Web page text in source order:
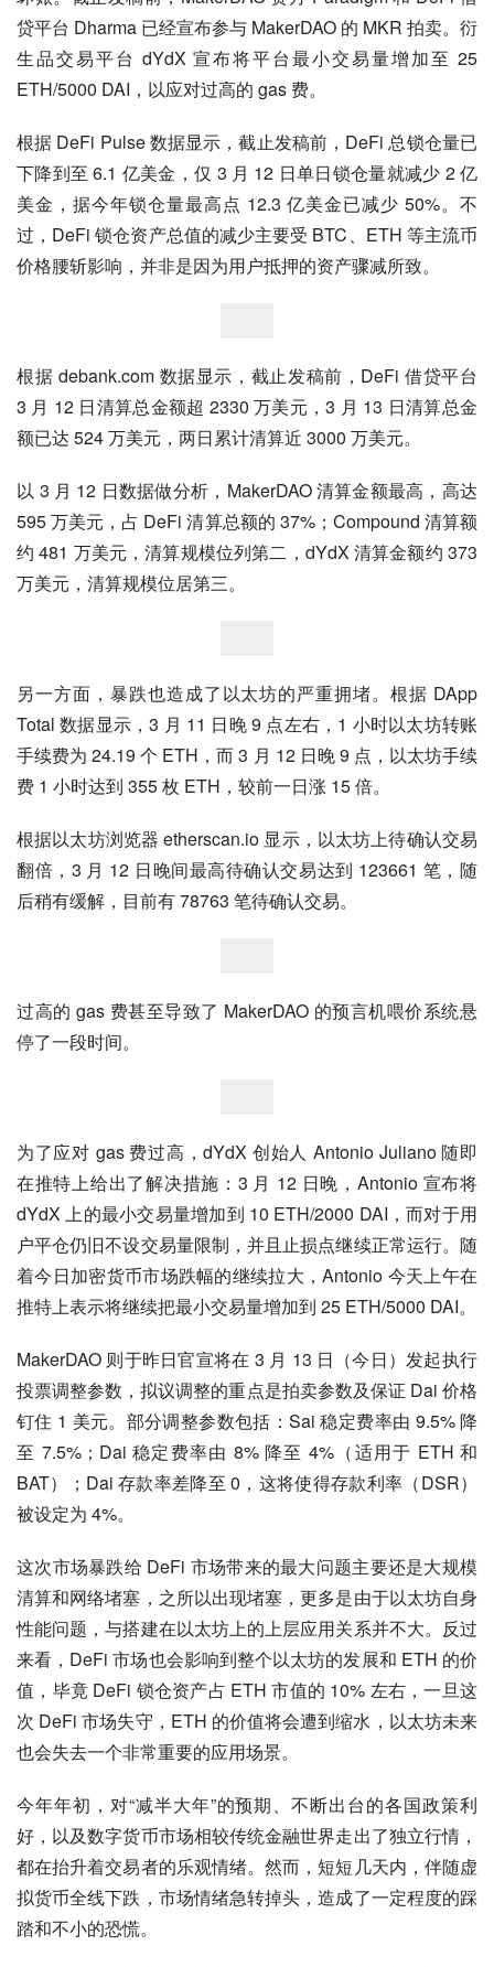
贷平台 Dharma 已经宣布参与 MakerDAO 的 MKR 拍卖。衍
生品交易平台 dYdX 宣布将平台最小交易量增加至 25
ETH/5000 DAI，以应对过高的 gas 费。
根据 DeFi Pulse 数据显示，截止发稿前，DeFi 总锁仓量已
下降到至 6.1 亿美金，仅 3 月 12 日单日锁仓量就减少 2 亿
美金，据今年锁仓量最高点 12.3 亿美金已减少 50%。不
过，DeFi 锁仓资产总值的减少主要受 BTC、ETH 等主流币
价格腰斩影响，并非是因为用户抵押的资产骤减所致。
根据 debank.com 数据显示，截止发稿前，DeFi 借贷平台
3 月 12 日清算总金额超 2330 万美元，3 月 13 日清算总金
额已达 524 万美元，两日累计清算近 3000 万美元。
以 3 月 12 日数据做分析，MakerDAO 清算金额最高，高达
595 万美元，占 DeFi 清算总额的 37%；Compound 清算额
约 481 万美元，清算规模位列第二，dYdX 清算金额约 373
万美元，清算规模位居第三。
另一方面，暴跌也造成了以太坊的严重拥堵。根据 DApp
Total 数据显示，3 月 11 日晚 9 点左右，1 小时以太坊转账
手续费为 24.19 个 ETH，而 3 月 12 日晚 9 点，以太坊手续
费 1 小时达到 355 枚 ETH，较前一日涨 15 倍。
根据以太坊浏览器 etherscan.io 显示，以太坊上待确认交易
翻倍，3 月 12 日晚间最高待确认交易达到 123661 笔，随
后稍有缓解，目前有 78763 笔待确认交易。
过高的 gas 费甚至导致了 MakerDAO 的预言机喂价系统悬
停了一段时间。
为了应对 gas 费过高，dYdX 创始人 Antonio Juliano 随即
在推特上给出了解决措施：3 月 12 日晚，Antonio 宣布将
dYdX 上的最小交易量增加到 10 ETH/2000 DAI，而对于用
户平仓仍旧不设交易量限制，并且止损点继续正常运行。随
着今日加密货币市场跌幅的继续拉大，Antonio 今天上午在
推特上表示将继续把最小交易量增加到 25 ETH/5000 DAI。
MakerDAO 则于昨日官宣将在 3 月 13 日（今日）发起执行
投票调整参数，拟议调整的重点是拍卖参数及保证 Dai 价格
钉住 1 美元。部分调整参数包括：Sai 稳定费率由 9.5% 降
至 7.5%；Dai 稳定费率由 8% 降至 4%（适用于 ETH 和
BAT）；Dai 存款率差降至 0，这将使得存款利率（DSR）
被设定为 4%。
这次市场暴跌给 DeFi 市场带来的最大问题主要还是大规模
清算和网络堵塞，之所以出现堵塞，更多是由于以太坊自身
性能问题，与搭建在以太坊上的上层应用关系并不大。反过
来看，DeFi 市场也会影响到整个以太坊的发展和 ETH 的价
值，毕竟 DeFi 锁仓资产占 ETH 市值的 10% 左右，一旦这
次 DeFi 市场失守，ETH 的价值将会遭到缩水，以太坊未来
也会失去一个非常重要的应用场景。
今年年初，对“减半大年”的预期、不断出台的各国政策利
好，以及数字货币市场相较传统金融世界走出了独立行情，
都在抬升着交易者的乐观情绪。然而，短短几天内，伴随虚
拟货币全线下跌，市场情绪急转掉头，造成了一定程度的踩
踏和不小的恐慌。